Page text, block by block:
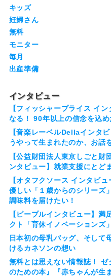
キッズ
妊婦さん
無料
モニター
毎月
出産準備
インタビュー
【フィッシャープライス イ
なる！ 90年以上の信念を込
【音楽レーベルDellaインタ
うやって生まれたのか、お話
【公益財団法人東京しごと
ンタビュー】就業支援にとど
【オタフクソース インタビ
優しい「１歳からのシリーズ
調味料を届けたい！
【ピープルインタビュー】
クト「育休イノベーションズ
日本初の母乳バッグ、そして
けるカネソンの想い
無料とは思えない情報誌！
のための本』『赤ちゃんが生